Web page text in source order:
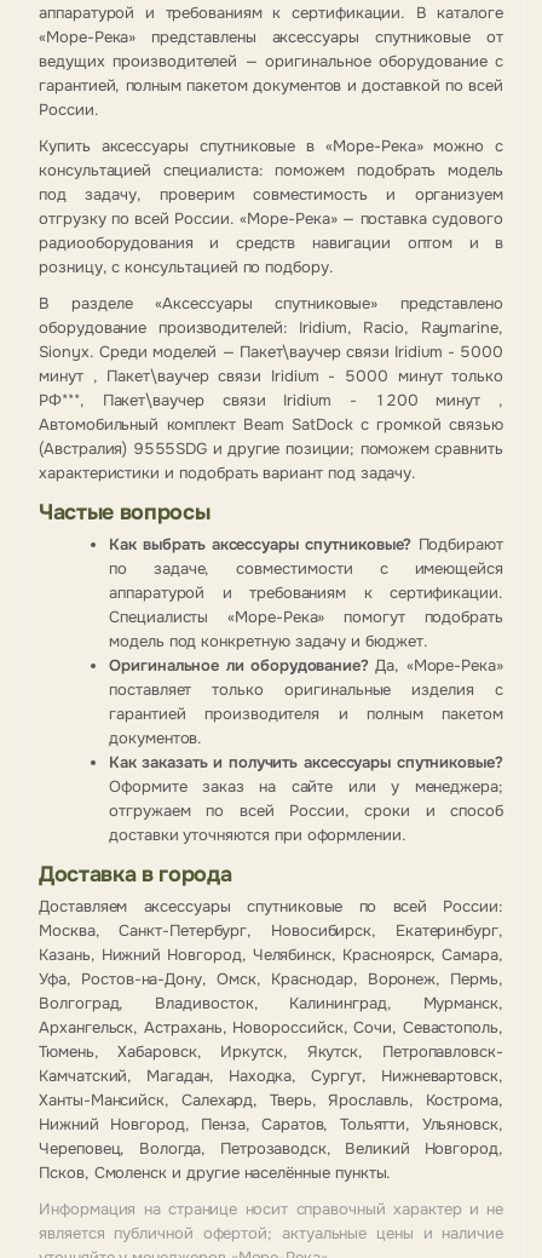
аппаратурой и требованиям к сертификации. В каталоге
«Море-Река» представлены аксессуары спутниковые от
ведущих производителей — оригинальное оборудование с
гарантией, полным пакетом документов и доставкой по всей
России.
Купить аксессуары спутниковые в «Море-Река» можно с
консультацией специалиста: поможем подобрать модель
под задачу, проверим совместимость и организуем
отгрузку по всей России. «Море-Река» — поставка судового
радиооборудования и средств навигации оптом и в
розницу, с консультацией по подбору.
В разделе «Аксессуары спутниковые» представлено
оборудование производителей: Iridium, Racio, Raymarine,
Sionyx. Среди моделей — Пакет\ваучер связи Iridium - 5000
минут , Пакет\ваучер связи Iridium - 5000 минут только
РФ***, Пакет\ваучер связи Iridium - 1200 минут ,
Автомобильный комплект Beam SatDock с громкой связью
(Австралия) 9555SDG и другие позиции; поможем сравнить
характеристики и подобрать вариант под задачу.
Частые вопросы
Как выбрать аксессуары спутниковые? Подбирают
по задаче, совместимости с имеющейся
аппаратурой и требованиям к сертификации.
Специалисты «Море-Река» помогут подобрать
модель под конкретную задачу и бюджет.
Оригинальное ли оборудование? Да, «Море-Река»
поставляет только оригинальные изделия с
гарантией производителя и полным пакетом
документов.
Как заказать и получить аксессуары спутниковые?
Оформите заказ на сайте или у менеджера;
отгружаем по всей России, сроки и способ
доставки уточняются при оформлении.
Доставка в города
Доставляем аксессуары спутниковые по всей России:
Москва, Санкт-Петербург, Новосибирск, Екатеринбург,
Казань, Нижний Новгород, Челябинск, Красноярск, Самара,
Уфа, Ростов-на-Дону, Омск, Краснодар, Воронеж, Пермь,
Волгоград, Владивосток, Калининград, Мурманск,
Архангельск, Астрахань, Новороссийск, Сочи, Севастополь,
Тюмень, Хабаровск, Иркутск, Якутск, Петропавловск-
Камчатский, Магадан, Находка, Сургут, Нижневартовск,
Ханты-Мансийск, Салехард, Тверь, Ярославль, Кострома,
Нижний Новгород, Пенза, Саратов, Тольятти, Ульяновск,
Череповец, Вологда, Петрозаводск, Великий Новгород,
Псков, Смоленск и другие населённые пункты.
Информация на странице носит справочный характер и не
является публичной офертой; актуальные цены и наличие